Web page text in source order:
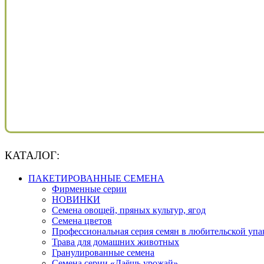
КАТАЛОГ:
ПАКЕТИРОВАННЫЕ СЕМЕНА
Фирменные серии
НОВИНКИ
Семена овощей, пряных культур, ягод
Семена цветов
Профессиональная серия семян в любительской
Трава для домашних животных
Гранулированные семена